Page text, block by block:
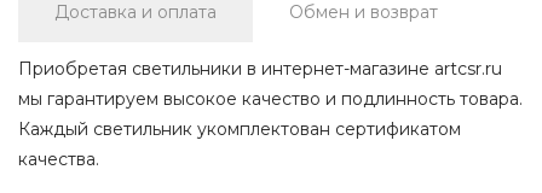
Доставка и оплата Обмен и возврат
Приобретая светильники в интернет-магазине artcsr.ru
мы гарантируем высокое качество и подлинность товара.
Каждый светильник укомплектован сертификатом
качества.